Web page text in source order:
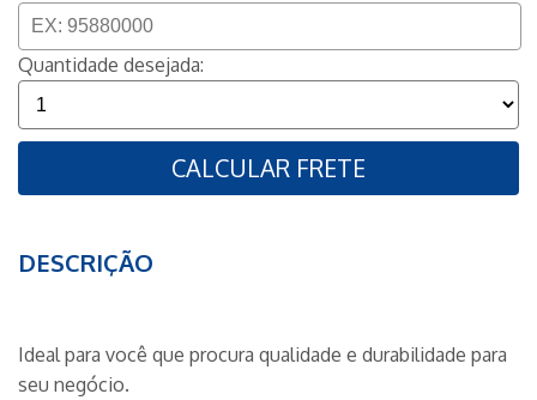
Quantidade desejada:
CALCULAR FRETE
DESCRIÇÃO
Ideal para você que procura qualidade e durabilidade para
seu negócio.